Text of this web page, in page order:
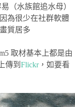
（水族館追水母）
為很少在社群軟體
質居多
取材基本上都是由
傳到 Flickr，如要看